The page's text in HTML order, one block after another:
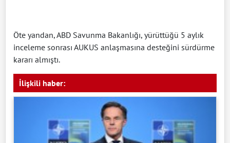
Öte yandan, ABD Savunma Bakanlığı, yürüttüğü 5 aylık
inceleme sonrası AUKUS anlaşmasına desteğini sürdürme
kararı almıştı.
İlişkili haber: